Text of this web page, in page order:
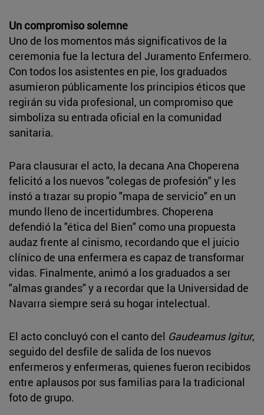
Un compromiso solemne
Uno de los momentos más significativos de la
ceremonia fue la lectura del Juramento Enfermero.
Con todos los asistentes en pie, los graduados
asumieron públicamente los principios éticos que
regirán su vida profesional, un compromiso que
simboliza su entrada oficial en la comunidad
sanitaria.
Para clausurar el acto, la decana Ana Choperena
felicitó a los nuevos "colegas de profesión" y les
instó a trazar su propio "mapa de servicio" en un
mundo lleno de incertidumbres. Choperena
defendió la "ética del Bien" como una propuesta
audaz frente al cinismo, recordando que el juicio
clínico de una enfermera es capaz de transformar
vidas. Finalmente, animó a los graduados a ser
"almas grandes" y a recordar que la Universidad de
Navarra siempre será su hogar intelectual.
El acto concluyó con el canto del Gaudeamus Igitur,
seguido del desfile de salida de los nuevos
enfermeros y enfermeras, quienes fueron recibidos
entre aplausos por sus familias para la tradicional
foto de grupo.